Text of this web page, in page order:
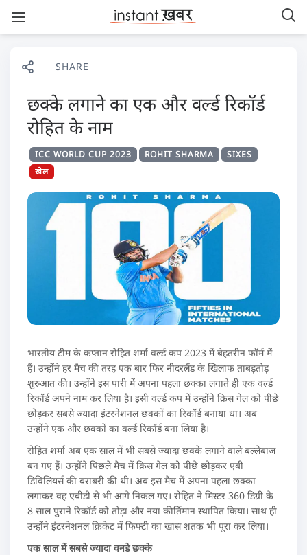
SHARE
छक्के लगाने का एक और वर्ल्ड रिकॉर्ड
रोहित के नाम
ICC WORLD CUP 2023 ROHIT SHARMA
SIXES
खेल
भारतीय टीम के कप्तान रोहित शर्मा वर्ल्ड कप 2023 में बेहतरीन फॉर्म में
हैं। उन्होंने हर मैच की तरह एक बार फिर नीदरलैंड के खिलाफ ताबड़तोड़
शुरुआत की। उन्होंने इस पारी में अपना पहला छक्का लगाते ही एक वर्ल्ड
रिकॉर्ड अपने नाम कर लिया है। इसी वर्ल्ड कप में उन्होंने क्रिस गेल को पीछे
छोड़कर सबसे ज्यादा इंटरनेशनल छक्कों का रिकॉर्ड बनाया था। अब
उन्होंने एक और छक्कों का वर्ल्ड रिकॉर्ड बना लिया है।
रोहित शर्मा अब एक साल में भी सबसे ज्यादा छक्के लगाने वाले बल्लेबाज
बन गए हैं। उन्होंने पिछले मैच में क्रिस गेल को पीछे छोड़कर एबी
डिविलियर्स की बराबरी की थी। अब इस मैच में अपना पहला छक्का
लगाकर वह एबीडी से भी आगे निकल गए। रोहित ने मिस्टर 360 डिग्री के
8 साल पुराने रिकॉर्ड को तोड़ा और नया कीर्तिमान स्थापित किया। साथ ही
उन्होंने इंटरनेशनल क्रिकेट में फिफ्टी का खास शतक भी पूरा कर लिया।
एक साल में सबसे ज्यादा वनडे छक्के